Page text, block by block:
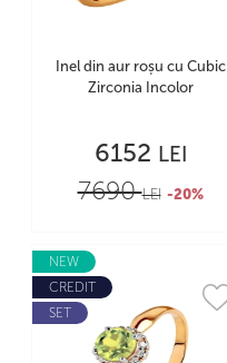
Inel din aur roșu cu Cubic
Zirconia Incolor
6152 LEI
7690LEI -20%
NEW
CREDIT
SET